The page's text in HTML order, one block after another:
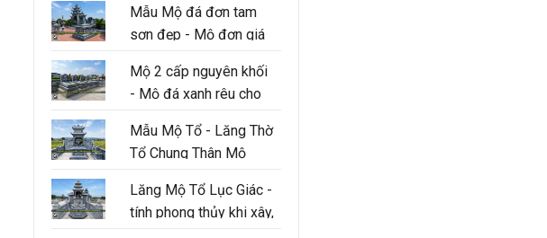
Mẫu Mộ đá đơn tam
sơn đẹp - Mộ đơn giá
Mộ 2 cấp nguyên khối
- Mộ đá xanh rêu cho
đình
Mẫu Mộ Tổ - Lăng Thờ
Tổ Chung Thân Mộ
Lăng Mộ Tổ Lục Giác -
tính phong thủy khi xây,